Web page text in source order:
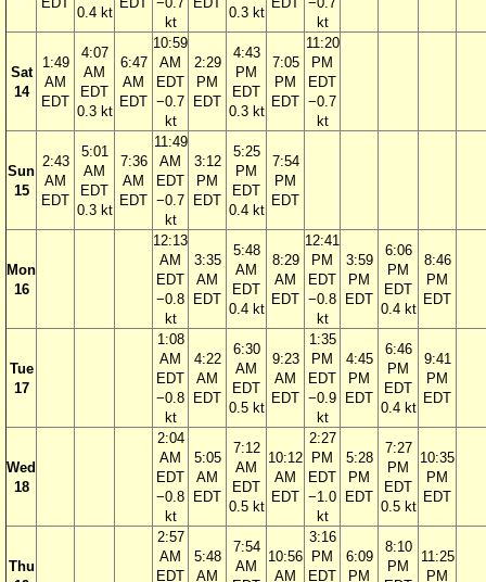
0.4 kt
kt
0.3 kt
kt
Sat
14
1:49
AM
EDT
4:07
AM
EDT
0.3 kt
6:47
AM
EDT
10:59
AM
EDT
−0.7
kt
2:29
PM
EDT
4:43
PM
EDT
0.3 kt
7:05
PM
EDT
11:20
PM
EDT
−0.7
kt
Sun
15
2:43
AM
EDT
5:01
AM
EDT
0.3 kt
7:36
AM
EDT
11:49
AM
EDT
−0.7
kt
3:12
PM
EDT
5:25
PM
EDT
0.4 kt
7:54
PM
EDT
Mon
16
12:13
AM
EDT
−0.8
kt
3:35
AM
EDT
5:48
AM
EDT
0.4 kt
8:29
AM
EDT
12:41
PM
EDT
−0.8
kt
3:59
PM
EDT
6:06
PM
EDT
0.4 kt
8:46
PM
EDT
Tue
17
1:08
AM
EDT
−0.8
kt
4:22
AM
EDT
6:30
AM
EDT
0.5 kt
9:23
AM
EDT
1:35
PM
EDT
−0.9
kt
4:45
PM
EDT
6:46
PM
EDT
0.4 kt
9:41
PM
EDT
Wed
18
2:04
AM
EDT
−0.8
kt
5:05
AM
EDT
7:12
AM
EDT
0.5 kt
10:12
AM
EDT
2:27
PM
EDT
−1.0
kt
5:28
PM
EDT
7:27
PM
EDT
0.5 kt
10:35
PM
EDT
Thu
2:57
AM
EDT
5:48
AM
7:54
AM
10:56
AM
3:16
PM
EDT
6:09
PM
8:10
PM
11:25
PM